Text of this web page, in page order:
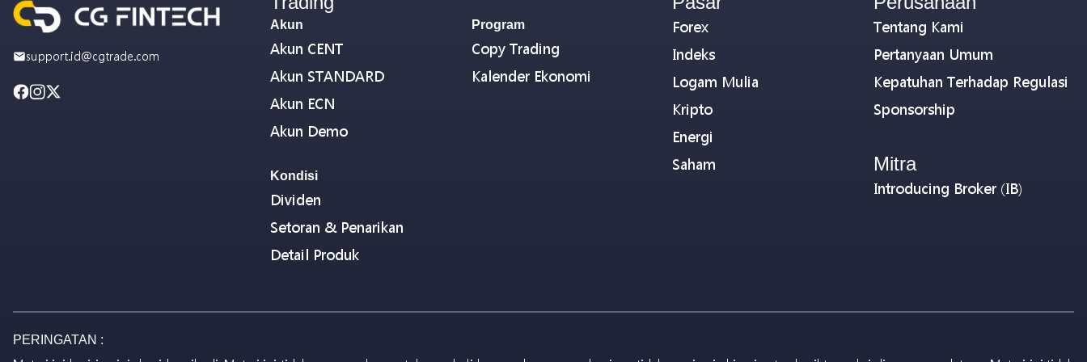
support.id@cgtrade.com
Akun
Akun CENT
Akun STANDARD
Akun ECN
Akun Demo
Kondisi
Dividen
Setoran & Penarikan
Detail Produk
Program
Copy Trading
Kalender Ekonomi
Forex
Indeks
Logam Mulia
Kripto
Energi
Saham
Tentang Kami
Pertanyaan Umum
Kepatuhan Terhadap Regulasi
Sponsorship
Mitra
Introducing Broker (IB)
PERINGATAN :